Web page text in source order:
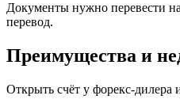
Документы нужно перевести
перевод.
Преимущества и
Открыть счёт у форекс-